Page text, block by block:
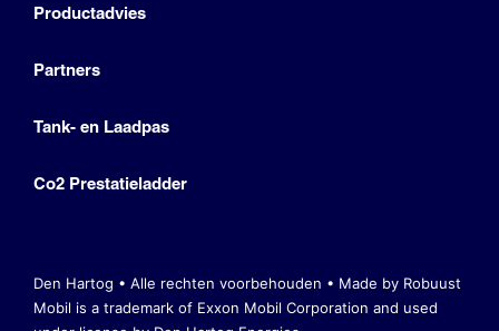
Productadvies
Partners
Tank- en Laadpas
Co2 Prestatieladder
Den Hartog • Alle rechten voorbehouden • Made by Robuust
Mobil is a trademark of Exxon Mobil Corporation and used